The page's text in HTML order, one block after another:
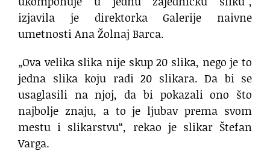
izjavila je direktorka Galerije naivne
umetnosti Ana Žolnaj Barca.
„Ova velika slika nije skup 20 slika, nego je to
jedna slika koju radi 20 slikara. Da bi se
usaglasili na njoj, da bi pokazali ono što
najbolje znaju, a to je ljubav prema svom
mestu i slikarstvu“, rekao je slikar Štefan
Varga.